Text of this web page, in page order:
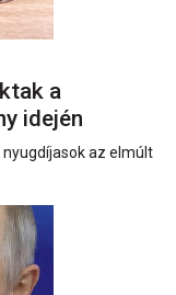
a
idején
az elmúlt